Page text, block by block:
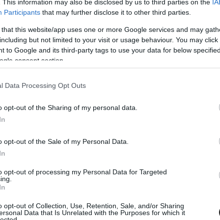
This information may also be disclosed by us to third parties on the
Participants that may further disclose it to other third parties.
that this website/app uses one or more Google services and may
but not limited to your visit or usage behaviour. You may
to Google and its third-party tags to use your data for below
consent section.
Data Processing Opt Outs
opt-out of the Sharing of my personal data.
opt-out of the Sale of my Personal Data.
opt-out of processing my Personal Data for Targeted
opt-out of Collection, Use, Retention, Sale, and/or Sharing
Data that Is Unrelated with the Purposes for which it
MotoGP tabellája a Magyar
után
tovább növelte összetettbeli előnyét Jorge Martínnal